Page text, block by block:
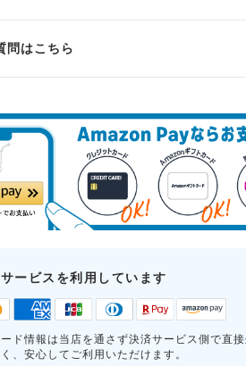
問はこちら
ービスを利用しています
ド情報は当店を通さず決済サービス側で直
、安心してご利用いただけます。